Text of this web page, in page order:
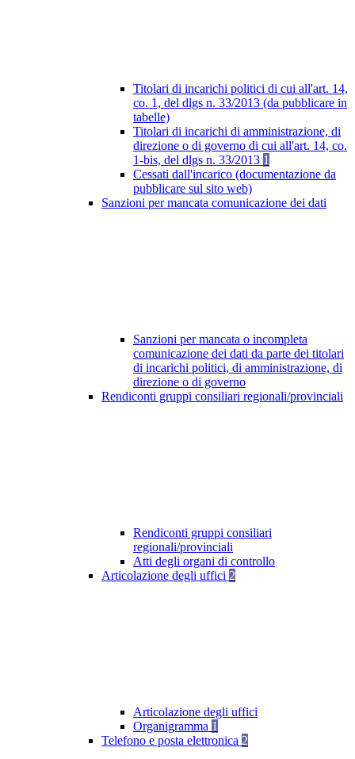
Titolari di incarichi politici di cui all'art. 14,
co. 1, del dlgs n. 33/2013 (da pubblicare in
tabelle)
Titolari di incarichi di amministrazione, di
direzione o di governo di cui all'art. 14, co.
1-bis, del dlgs n. 33/2013 1
Cessati dall'incarico (documentazione da
pubblicare sul sito web)
Sanzioni per mancata comunicazione dei dati
Sanzioni per mancata o incompleta
comunicazione dei dati da parte dei titolari
di incarichi politici, di amministrazione, di
direzione o di governo
Rendiconti gruppi consiliari regionali/provinciali
Rendiconti gruppi consiliari
regionali/provinciali
Atti degli organi di controllo
Articolazione degli uffici 2
Articolazione degli uffici
Organigramma 1
Telefono e posta elettronica 2